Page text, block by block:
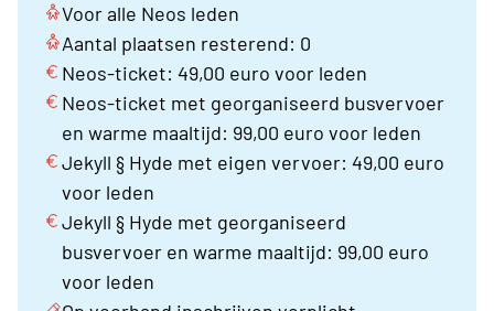
Voor alle Neos leden
Aantal plaatsen resterend: 0
Neos-ticket: 49,00 euro voor leden
Neos-ticket met georganiseerd busvervoer
en warme maaltijd: 99,00 euro voor leden
Jekyll § Hyde met eigen vervoer: 49,00 euro
voor leden
Jekyll § Hyde met georganiseerd
busvervoer en warme maaltijd: 99,00 euro
voor leden